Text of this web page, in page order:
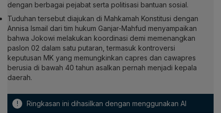
dengan berbagai pejabat serta politisasi bantuan sosial.
Tuduhan tersebut diajukan di Mahkamah Konstitusi dengan
Annisa Ismail dari tim hukum Ganjar-Mahfud menyampaikan
bahwa Jokowi melakukan koordinasi demi memenangkan
paslon 02 dalam satu putaran, termasuk kontroversi
keputusan MK yang memungkinkan capres dan cawapres
berusia di bawah 40 tahun asalkan pernah menjadi kepala
daerah.
! Ringkasan ini dihasilkan dengan menggunakan AI